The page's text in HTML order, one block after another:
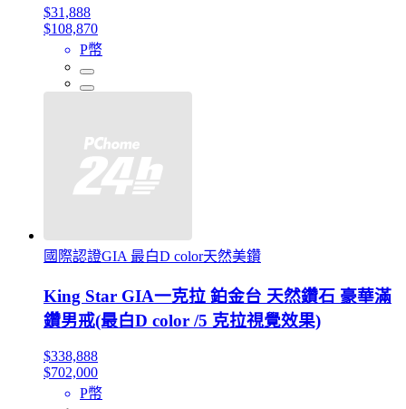
$31,888
$108,870
P幣
國際認證GIA 最白D color天然美鑽
King Star GIA一克拉 鉑金台 天然鑽石 豪華滿
鑽男戒(最白D color /5 克拉視覺效果)
$338,888
$702,000
P幣